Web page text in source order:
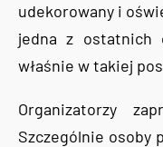
udekorowany i
jedna z ostatnich
właśnie w takiej
Organizatorzy
Szczególnie osoby